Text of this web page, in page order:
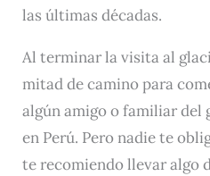
las últimas décadas.
Al terminar la visita al
mitad de camino para
algún amigo o familiar del
en Perú. Pero nadie te
te recomiendo llevar algo